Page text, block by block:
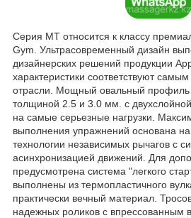
Серия MT относится к классу
Gym. Ультрасовременный дизайн
дизайнерских решений продукции
характеристики соответствуют
отрасли. Мощный овальный профиль
толщиной 2.5 и 3.0 мм. с двухслойной
на самые серьезные нагрузки.
выполнения упражнений основана
технологии независимых рычагов с
асинхронизацией движений. Для
предусмотрена система "легкого
выполнены из термопластичного
практически вечный материал.
надежных роликов с впрессованным